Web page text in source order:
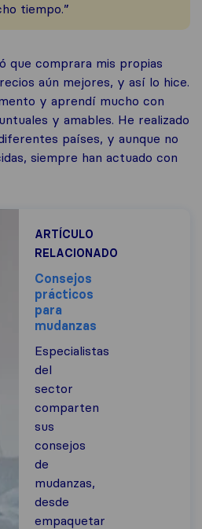
tiempo.”
que comprara mis propias
aún mejores, y así lo hice.
y aprendí mucho con
y amables. He realizado
países, y aunque no
siempre han actuado con
ARTÍCULO
RELACIONADO
Consejos
prácticos
para
mudanzas
Especialistas
del
sector
comparten
sus
consejos
de
mudanzas,
desde
empaquetar